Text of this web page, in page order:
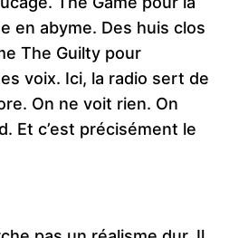
en abyme. Des huis clos
The Guilty pour
voix. Ici, la radio sert de
On ne voit rien. On
Et c’est précisément le